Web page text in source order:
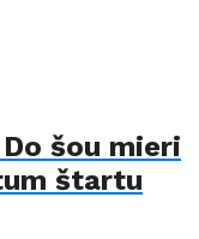
šou mieri
štartu